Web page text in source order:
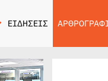
ΕΙΔΗΣΕΙΣ